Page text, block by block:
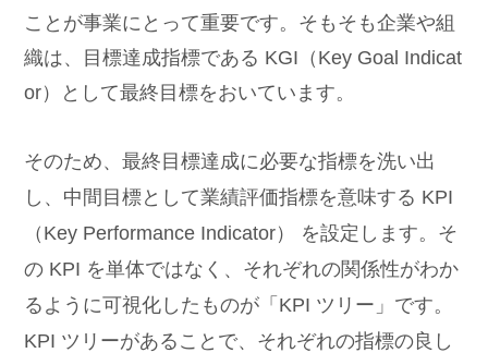
ことが事業にとって重要です。そもそも企業や組
織は、目標達成指標である KGI（Key Goal Indicat
or）として最終目標をおいています。
そのため、最終目標達成に必要な指標を洗い出
し、中間目標として業績評価指標を意味する KPI
（Key Performance Indicator） を設定します。そ
の KPI を単体ではなく、それぞれの関係性がわか
るように可視化したものが「KPI ツリー」です。
KPI ツリーがあることで、それぞれの指標の良し